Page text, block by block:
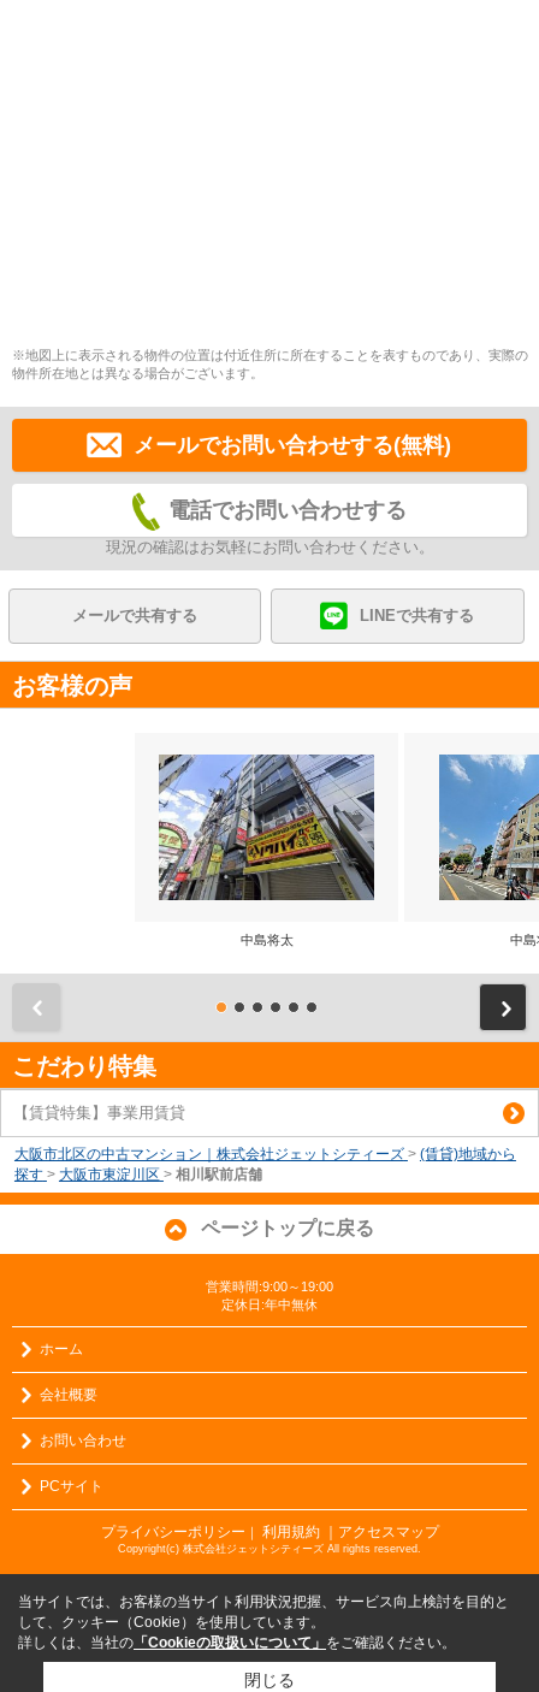
※地図上に表示される物件の位置は付近住所に所在することを表すものであり、実際の
物件所在地とは異なる場合がございます。
メールでお問い合わせする(無料)
電話でお問い合わせする
現況の確認はお気軽にお問い合わせください。
メールで共有する LINEで共有する
お客様の声
中島将太 中島
こだわり特集
【賃貸特集】事業用賃貸
大阪市北区の中古マンション｜株式会社ジェットシティーズ > (賃貸)地域から
探す > 大阪市東淀川区 > 相川駅前店舗
ページトップに戻る
営業時間:9:00～19:00
定休日:年中無休
ホーム
会社概要
お問い合わせ
PCサイト
プライバシーポリシー 利用規約 ｜アクセスマップ
Copyright(c) 株式会社ジェットシティーズ All rights reserved.
当サイトでは、お客様の当サイト利用状況把握、サービス向上検討を目的と
して、クッキー（Cookie）を使用しています。
詳しくは、当社の 「Cookieの取扱いについて」 をご確認ください。
閉じる